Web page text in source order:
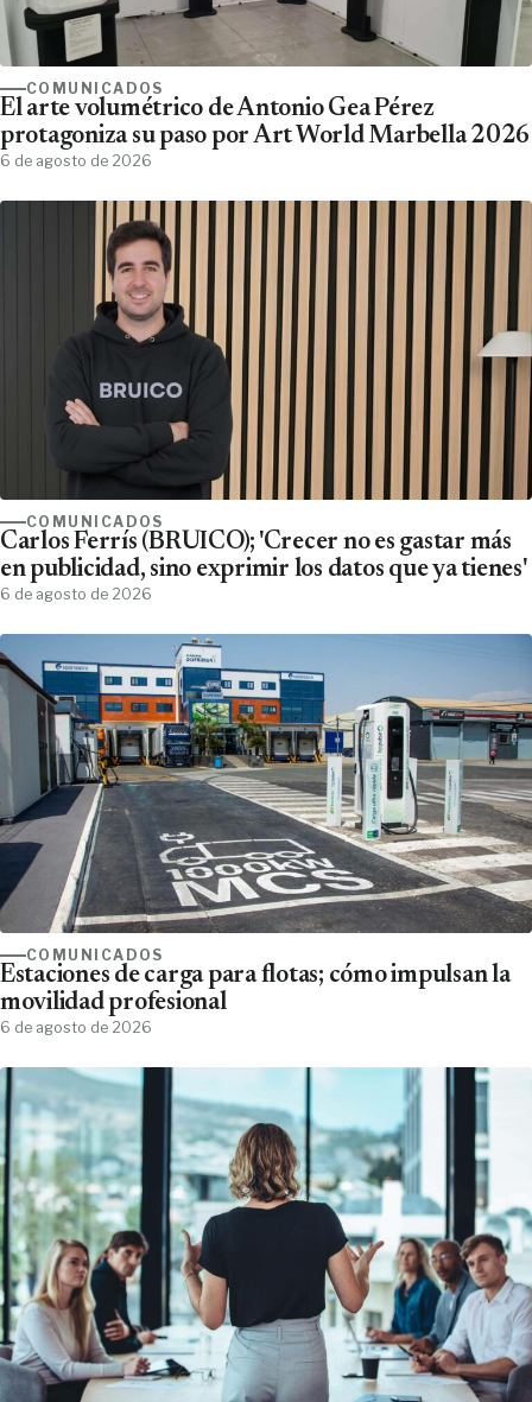
COMUNICADOS
El arte volumétrico de Antonio Gea Pérez
protagoniza su paso por Art World Marbella 2026
6 de agosto de 2026
COMUNICADOS
Carlos Ferrís (BRUICO); 'Crecer no es gastar más
en publicidad, sino exprimir los datos que ya tienes'
6 de agosto de 2026
COMUNICADOS
Estaciones de carga para flotas; cómo impulsan la
movilidad profesional
6 de agosto de 2026